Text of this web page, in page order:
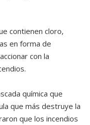
contienen cloro,
en forma de
con la
química que
que más destruye la
que los incendios